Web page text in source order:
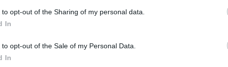
to opt-out of the Sharing of my personal data.
In
to opt-out of the Sale of my Personal Data.
In